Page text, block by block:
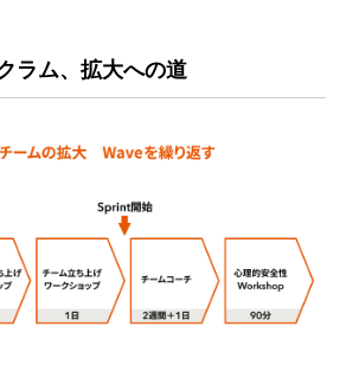
ラム、拡大への道